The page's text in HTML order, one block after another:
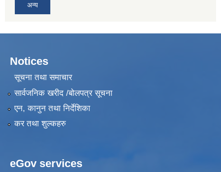
अन्य
Notices
सूचना तथा समाचार
सार्वजनिक खरीद /बोलपत्र सूचना
एन, कानुन तथा निर्देशिका
कर तथा शुल्कहरु
eGov services